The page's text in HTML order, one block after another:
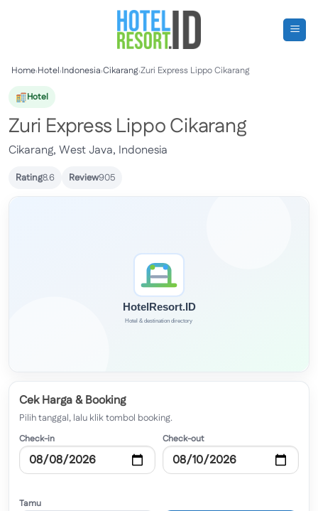
Home›Hotel›Indonesia›Cikarang›Zuri Express Lippo Cikarang
Hotel
Zuri Express Lippo Cikarang
Cikarang, West Java, Indonesia
Rating8.6 Review905
Cek Harga & Booking
Pilih tanggal, lalu klik tombol booking.
Check-in Check-out
Tamu